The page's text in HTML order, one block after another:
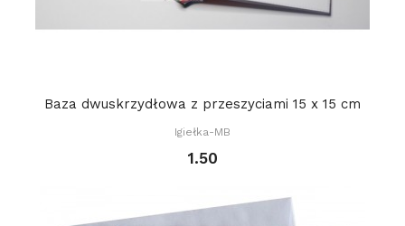
Baza dwuskrzydłowa z przeszyciami 15 x 15 cm
Igiełka-MB
1.50